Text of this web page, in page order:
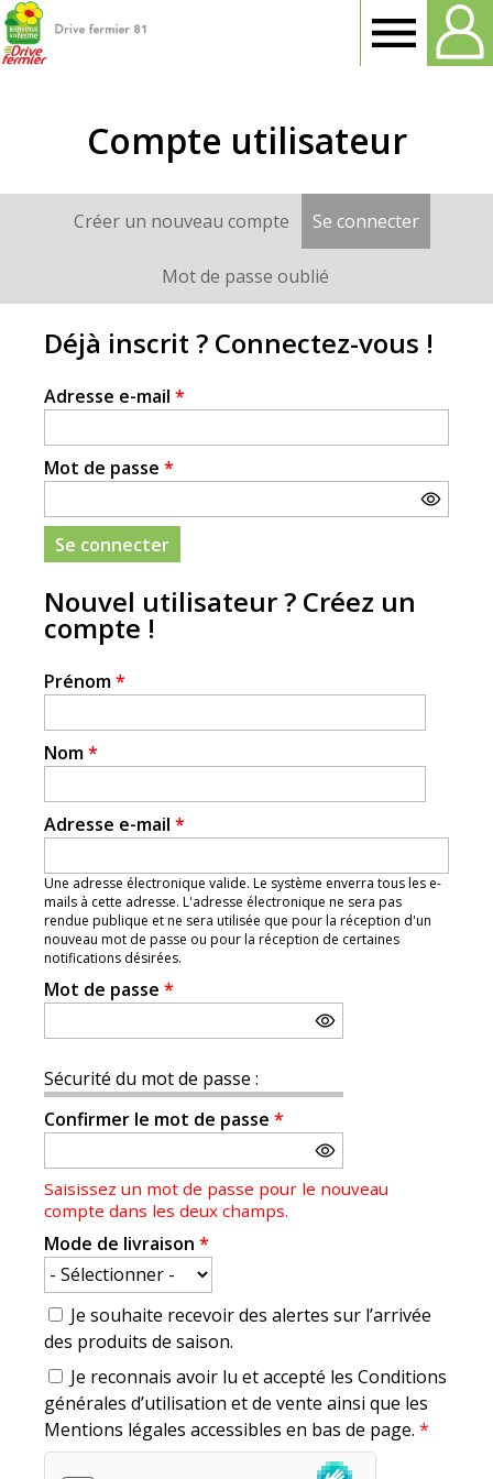
Tarn
Compte utilisateur
OngletsCréer un nouveau compte Se connecter(onglet
Mot de passe oublié
Déjà inscrit ? Connectez-vous !
Adresse e-mail *
Mot de passe *
Nouvel utilisateur ? Créez un
compte !
Prénom*
Nom*
Adresse e-mail *
Une adresse électronique valide. Le système enverra tous les e-
mails à cette adresse. L'adresse électronique ne sera pas
rendue publique et ne sera utilisée que pour la réception d'un
nouveau mot de passe ou pour la réception de certaines
notifications désirées.
Mot de passe *
Sécurité du mot de passe :
Confirmer le mot de passe *
Saisissez un mot de passe pour le nouveau
compte dans les deux champs.
Mode de livraison *
Je souhaite recevoir des alertes sur l’arrivée
des produits de saison.
Je reconnais avoir lu et accepté les Conditions
générales d’utilisation et de vente ainsi que les
Mentions légales accessibles en bas de page. *